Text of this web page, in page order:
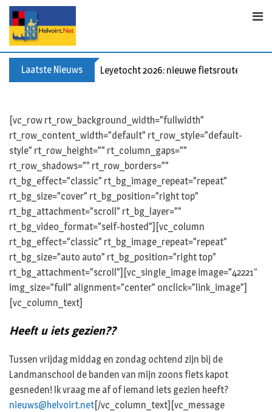
Skip
content
Laatste Nieuws Leyetocht 2026: nieuwe fietsroutes
[vc_row rt_row_background_width=”fullwidth”
rt_row_content_width=”default” rt_row_style=”default-
style” rt_row_height=”” rt_column_gaps=””
rt_row_shadows=”” rt_row_borders=””
rt_bg_effect=”classic” rt_bg_image_repeat=”repeat”
rt_bg_size=”cover” rt_bg_position=”right top”
rt_bg_attachment=”scroll” rt_bg_layer=””
rt_bg_video_format=”self-hosted”][vc_column
rt_bg_effect=”classic” rt_bg_image_repeat=”repeat”
rt_bg_size=”auto auto” rt_bg_position=”right top”
rt_bg_attachment=”scroll”][vc_single_image image=”42221″
img_size=”full” alignment=”center” onclick=”link_image”]
[vc_column_text]
Heeft u iets gezien??
Tussen vrijdag middag en zondag ochtend zijn bij de
Landmanschool de banden van mijn zoons fiets kapot
gesneden! Ik vraag me af of iemand iets gezien heeft?
nieuws@helvoirt.net[/vc_column_text][vc_message